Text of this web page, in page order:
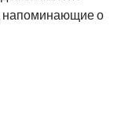
напоминающие о